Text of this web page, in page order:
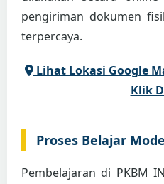
pengiriman dokumen
terpercaya.
Lihat Lokasi Google
Klik
Proses Belajar
Pembelajaran di PKBM